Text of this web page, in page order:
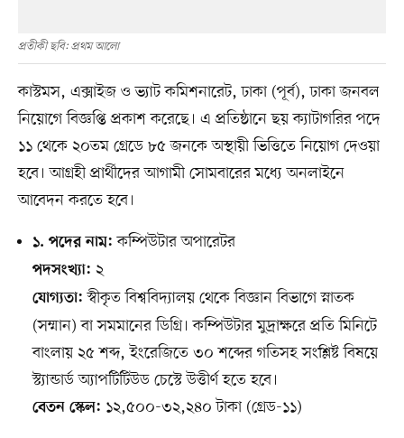
প্রতীকী ছবি: প্রথম আলো
কাস্টমস, এক্সাইজ ও ভ্যাট কমিশনারেট, ঢাকা (পূর্ব), ঢাকা জনবল
নিয়োগে বিজ্ঞপ্তি প্রকাশ করেছে। এ প্রতিষ্ঠানে ছয় ক্যাটাগরির পদে
১১ থেকে ২০তম গ্রেডে ৮৫ জনকে অস্থায়ী ভিত্তিতে নিয়োগ দেওয়া
হবে। আগ্রহী প্রার্থীদের আগামী সোমবারের মধ্যে অনলাইনে
আবেদন করতে হবে।
১. পদের নাম: কম্পিউটার অপারেটর
পদসংখ্যা: ২
যোগ্যতা: স্বীকৃত বিশ্ববিদ্যালয় থেকে বিজ্ঞান বিভাগে স্নাতক
(সম্মান) বা সমমানের ডিগ্রি। কম্পিউটার মুদ্রাক্ষরে প্রতি মিনিটে
বাংলায় ২৫ শব্দ, ইংরেজিতে ৩০ শব্দের গতিসহ সংশ্লিষ্ট বিষয়ে
স্ট্যান্ডার্ড অ্যাপটিটিউড চেস্টে উত্তীর্ণ হতে হবে।
বেতন স্কেল: ১২,৫০০-৩২,২৪০ টাকা (গ্রেড-১১)